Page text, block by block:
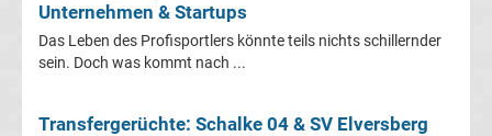
Cup
Sieger
Liste
Unternehmen & Startups
Das Leben des Profisportlers könnte teils nichts schillernder
sein. Doch was kommt nach ...
Transfergerüchte: Schalke 04 & SV Elversberg